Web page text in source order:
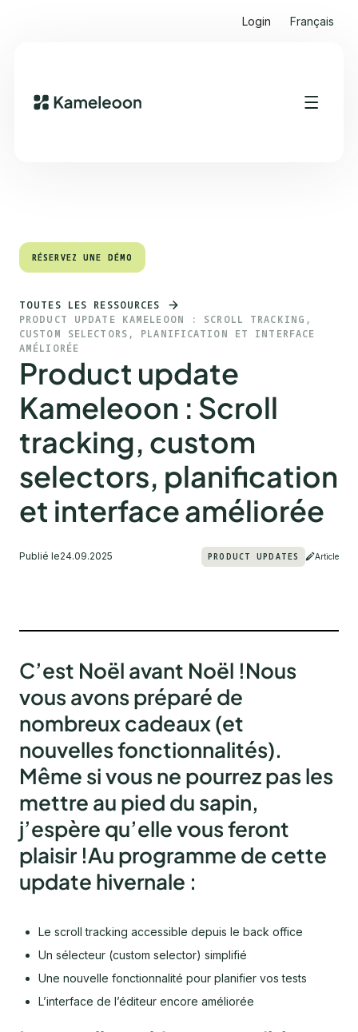
Login Français
Sommaire
RÉSERVEZ UNE DÉMO
RÉSERVEZ UNE DÉMO
TOUTES LES RESSOURCES
PRODUCT UPDATE KAMELEOON : SCROLL TRACKING,
CUSTOM SELECTORS, PLANIFICATION ET INTERFACE
AMÉLIORÉE
Product update
Kameleoon : Scroll
tracking, custom
selectors, planification
et interface améliorée
Publié le24.09.2025 PRODUCT UPDATES Article
C’est Noël avant Noël !Nous
vous avons préparé de
nombreux cadeaux (et
nouvelles fonctionnalités).
Même si vous ne pourrez pas les
mettre au pied du sapin,
j’espère qu’elle vous feront
plaisir !Au programme de cette
update hivernale :
Le scroll tracking accessible depuis le back office
Un sélecteur (custom selector) simplifié
Une nouvelle fonctionnalité pour planifier vos tests
L’interface de l’éditeur encore améliorée